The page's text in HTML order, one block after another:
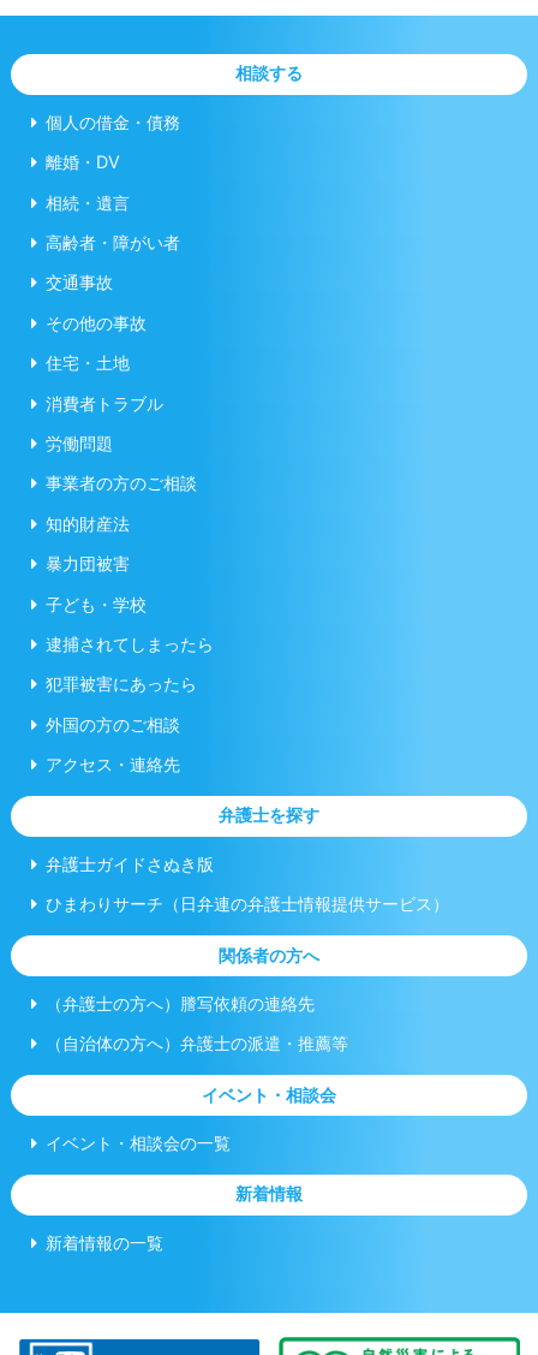
相談する
個人の借金・債務
離婚・DV
相続・遺言
高齢者・障がい者
交通事故
その他の事故
住宅・土地
消費者トラブル
労働問題
事業者の方のご相談
知的財産法
暴力団被害
子ども・学校
逮捕されてしまったら
犯罪被害にあったら
外国の方のご相談
アクセス・連絡先
弁護士を探す
弁護士ガイドさぬき版
ひまわりサーチ（日弁連の弁護士情報提供サービス）
関係者の方へ
（弁護士の方へ）謄写依頼の連絡先
（自治体の方へ）弁護士の派遣・推薦等
イベント・相談会
イベント・相談会の一覧
新着情報
新着情報の一覧